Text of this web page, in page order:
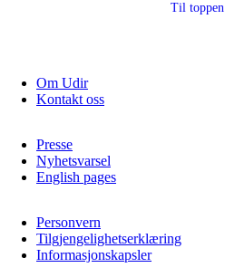
Til toppen
Om Udir
Kontakt oss
Presse
Nyhetsvarsel
English pages
Personvern
Tilgjengelighetserklæring
Informasjonskapsler